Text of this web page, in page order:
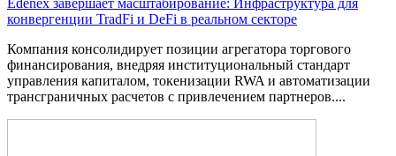
конвергенции TradFi и DeFi в реальном секторе
Компания консолидирует позиции агрегатора торгового
финансирования, внедряя институциональный стандарт
управления капиталом, токенизации RWA и автоматизации
трансграничных расчетов с привлечением партнеров....